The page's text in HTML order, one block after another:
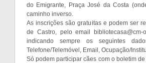
do Emigrante, Praça José da Costa
caminho inverso.
As inscrições são gratuitas e podem ser
de Castro, pelo email bibliotecasa@cm-
indicando sempre os seguintes
Telefone/Telemóvel, Email, Ocupação/
Só podem participar cães com o boletim